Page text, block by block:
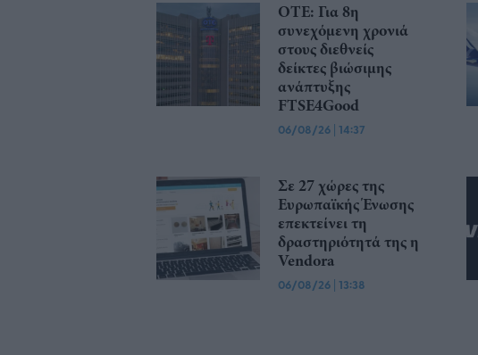
ΟΤΕ: Για 8η
συνεχόμενη χρονιά
στους διεθνείς
δείκτες βιώσιμης
ανάπτυξης
FTSE4Good
06/08/26 | 14:37
Σε 27 χώρες της
Ευρωπαϊκής Ένωσης
επεκτείνει τη
δραστηριότητά της η
Vendora
06/08/26 | 13:38